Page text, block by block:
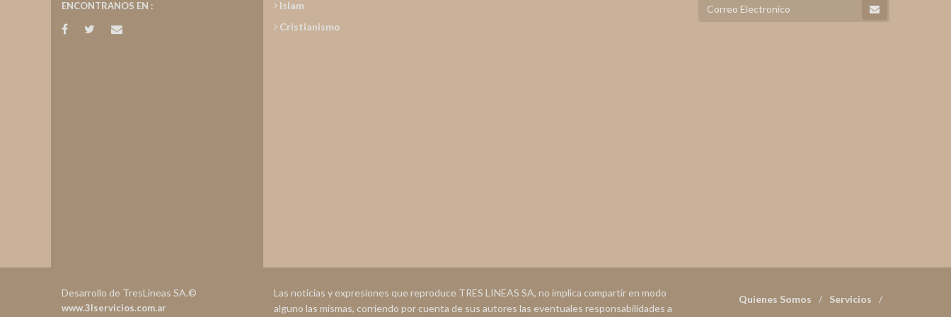
ENCONTRANOS EN :
Islam
Cristianismo
Quienes Somos Servicios
Las noticias y expresiones que reproduce TRES LINEAS SA, no implica compartir en modo
alguno las mismas, corriendo por cuenta de sus autores las eventuales responsabilidades a
Desarrollo de TresLineas SA.©
www.3lservicios.com.ar